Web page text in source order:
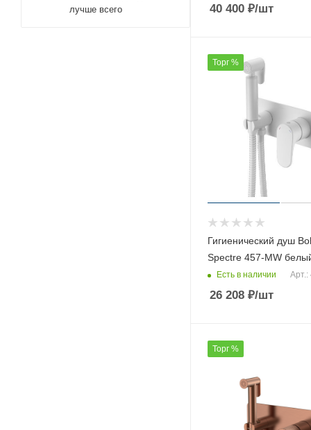
40 400 ₽/шт
Торг %
Гигиенический душ
Spectre 457-MW
Есть в наличии Арт.:
26 208 ₽/шт
Торг %
лучше всего